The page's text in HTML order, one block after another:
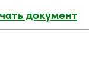
документ